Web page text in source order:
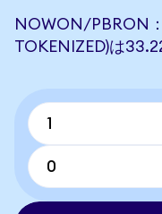
NOWON/PBRON
TOKENIZED)は